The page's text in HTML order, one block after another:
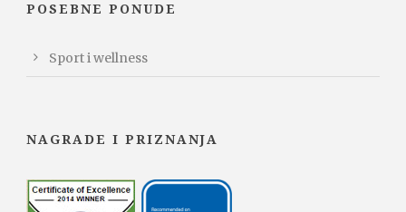
POSEBNE PONUDE
Sport i wellness
NAGRADE I PRIZNANJA